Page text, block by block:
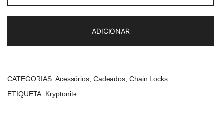
Kryptonite
York
Fahgettaboudit
Chain
ADICIONAR
CATEGORIAS: Acessórios Cadeados Chain Locks
ETIQUETA: Kryptonite